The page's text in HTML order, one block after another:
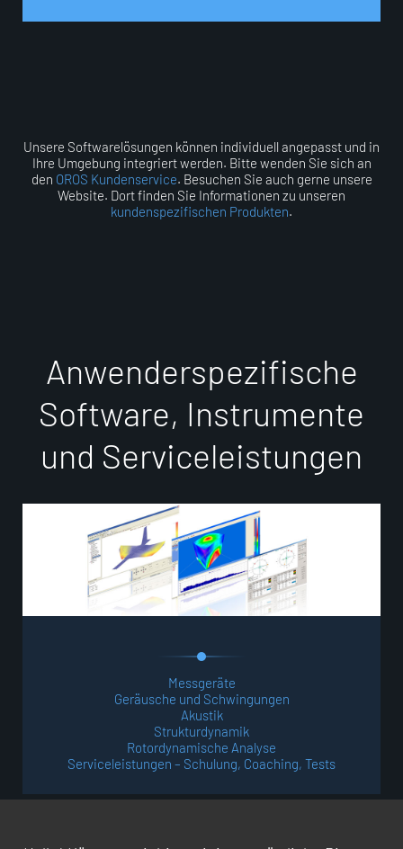
Unsere Softwarelösungen können individuell angepasst und in
Ihre Umgebung integriert werden. Bitte wenden Sie sich an
den OROS Kundenservice. Besuchen Sie auch gerne unsere
Website. Dort finden Sie Informationen zu unseren
kundenspezifischen Produkten.
Anwenderspezifische
Software, Instrumente
und Serviceleistungen
Messgeräte
Geräusche und Schwingungen
Akustik
Strukturdynamik
Rotordynamische Analyse
Serviceleistungen – Schulung, Coaching, Tests